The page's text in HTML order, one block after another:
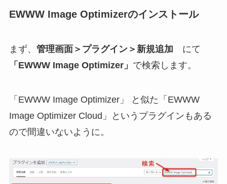
EWWW Image Optimizerのインストール
まず、 管理画面＞プラグイン＞新規追加 にて
「EWWW Image Optimizer」 で検索します。
「EWWW Image Optimizer」 と似た「EWWW
Image Optimizer Cloud」というプラグインもある
ので間違いないように。